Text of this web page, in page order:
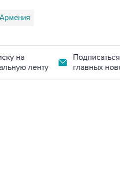
Армения
на
ленту
главных